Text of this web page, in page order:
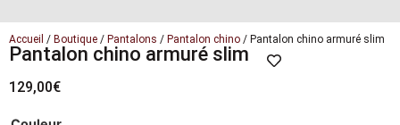
Accueil / Boutique / Pantalons / Pantalon chino / Pantalon chino armuré slim
Pantalon chino armuré slim
129,00€